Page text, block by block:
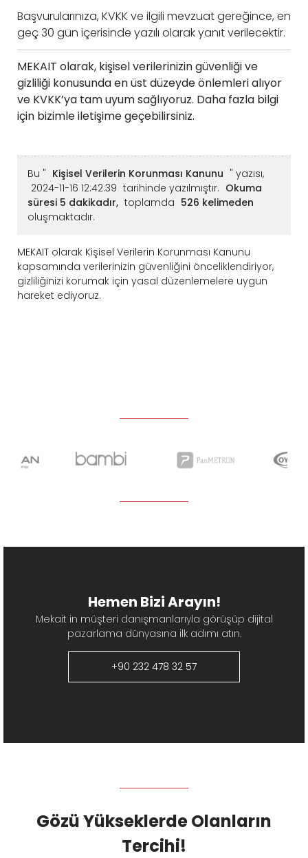
Başvurularınıza, KVKK ve ilgili mevzuat gereğince, en
geç 30 gün içerisinde yazılı olarak yanıt verilecektir.
MEKAIT olarak, kişisel verilerinizin güvenliği ve
gizliliği konusunda en üst düzeyde önlemleri alıyor
ve KVKK’ya tam uyum sağlıyoruz. Daha fazla bilgi
için bizimle iletişime geçebilirsiniz.
Bu " Kişisel Verilerin Korunması Kanunu " yazısı,
2024-11-16 12:42:39 tarihinde yazılmıştır. Okuma
süresi 5 dakikadır, toplamda 526 kelimeden
oluşmaktadır.
MEKAIT olarak Kişisel Verilerin Korunması Kanunu
kapsamında verilerinizin güvenliğini önceliklendiriyor,
gizliliğinizi korumak için yasal düzenlemelere uygun
hareket ediyoruz.
Hemen Bizi Arayın!
Mekait in müşteri danışmanlarıyla görüşüp dijital
pazarlama dünyasına ilk adımı atın.
+90 232 478 32 57
Gözü Yükseklerde Olanların
Tercihi!